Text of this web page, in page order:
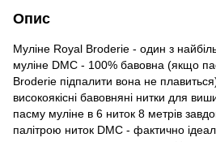
Опис
Муліне Royal Broderie - один з
муліне DMC - 100% бавовна (якщо
Broderie підпалити вона не
високоякісні бавовняні нитки для
пасму муліне в 6 ниток 8 метрів
палітрою ниток DMC - фактично